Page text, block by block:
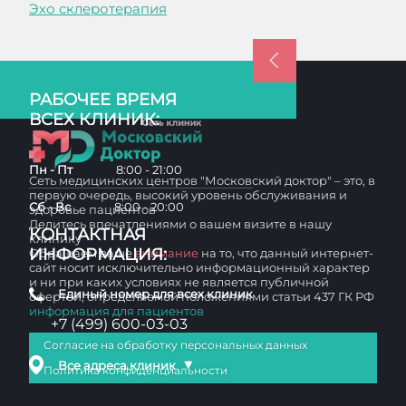
Эхо склеротерапия
РАБОЧЕЕ ВРЕМЯ
ВСЕХ КЛИНИК:
Пн - Пт 8:00 - 21:00
Сб - Вс 8:00 - 20:00
КОНТАКТНАЯ
ИНФОРМАЦИЯ:
Единый номер для всех клиник
+7 (499) 600-03-03
Все адреса клиник ▼
Сеть медицинских центров "Московский доктор" – это, в
первую очередь, высокий уровень обслуживания и
здоровье пациентов
Делитесь впечатлениями о вашем визите в нашу
клинику
Обращаем вашевнимание на то, что данный интернет-
сайт носит исключительно информационный характер
и ни при каких условиях не является публичной
офертой, определяемой положениями статьи 437 ГК РФ
информация для пациентов
Согласие на обработку персональных данных
Политика конфиденциальности